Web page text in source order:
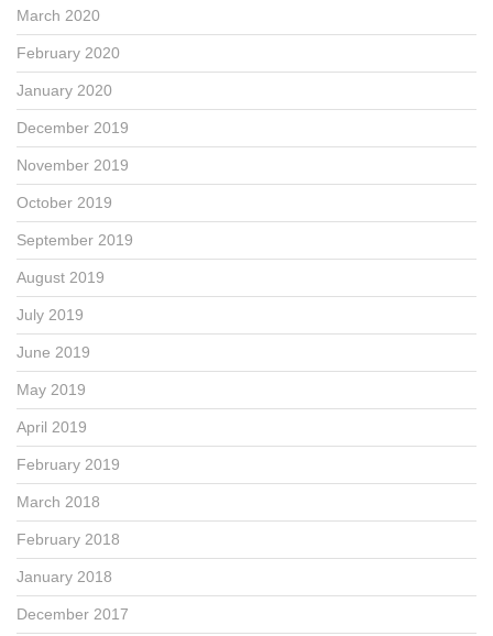
March 2020
February 2020
January 2020
December 2019
November 2019
October 2019
September 2019
August 2019
July 2019
June 2019
May 2019
April 2019
February 2019
March 2018
February 2018
January 2018
December 2017